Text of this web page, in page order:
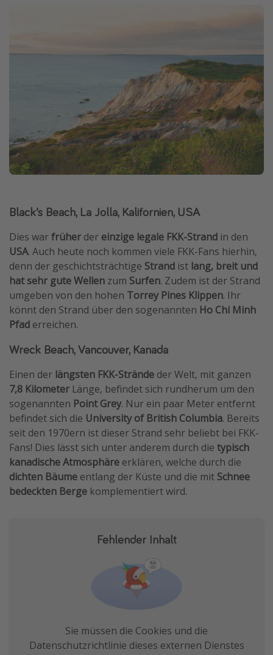
Black’s Beach, La Jolla, Kalifornien, USA
Dies warfrüher der einzige legale FKK-Strand in den
USA. Auch heute noch kommen viele FKK-Fans hierhin,
denn der geschichtsträchtige Strand ist lang, breit und
hat sehr gute Wellen zum Surfen. Zudem ist der Strand
umgeben von den hohen Torrey Pines Klippen. Ihr
könnt den Strand über den sogenannten Ho Chi Minh
Pfad erreichen.
Wreck Beach, Vancouver, Kanada
Einen der längsten FKK-Strände der Welt, mit ganzen
7,8 Kilometer Länge, befindet sich rundherum um den
sogenannten Point Grey. Nur ein paar Meter entfernt
befindet sich die University of British Columbia. Bereits
seit den 1970ern ist dieser Strand sehr beliebt bei FKK-
Fans! Dies lässt sich unter anderem durch die typisch
kanadische Atmosphäre erklären, welche durch die
dichten Bäume entlang der Küste und die mit Schnee
bedeckten Berge komplementiert wird.
Fehlender Inhalt
Sie müssen die Cookies und die
Datenschutzrichtlinie dieses externen Dienstes